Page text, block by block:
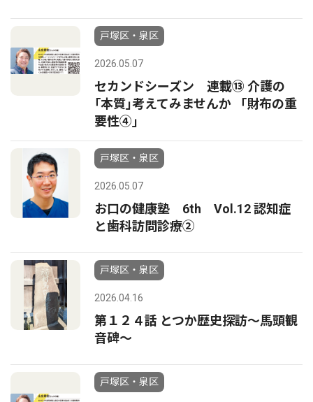
戸塚区・泉区
2026.05.07
セカンドシーズン 連載⑬ 介護の
｢本質｣考えてみませんか 「財布の重
要性④」
戸塚区・泉区
2026.05.07
お口の健康塾 6th Vol.12 認知症
と歯科訪問診療②
戸塚区・泉区
2026.04.16
第１２４話 とつか歴史探訪～馬頭観
音碑～
戸塚区・泉区